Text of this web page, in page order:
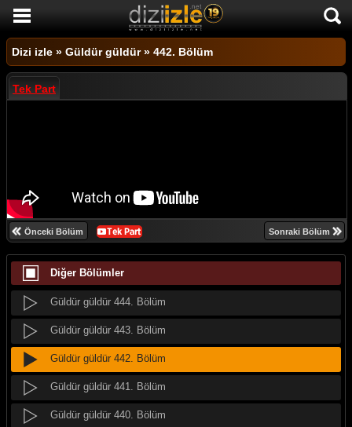
DİZİ İZLE
AKTİF DİZİLER
SON EKLENEN DİZİLER
KOMEDİ
DUYGUSAL
TARİHİ
TV SHOW
GENÇLİK
DİZİ HABERLERİ
Dizi izle » Güldür güldür » 442. Bölüm
Tek Part
Önceki Bölüm Sonraki Bölüm
Diğer Bölümler
Güldür güldür 447. Bölüm
Güldür güldür 446. Bölüm
Güldür güldür 445. Bölüm
Güldür güldür 444. Bölüm
Güldür güldür 443. Bölüm
Güldür güldür 442. Bölüm
Güldür güldür 441. Bölüm
Güldür güldür 440. Bölüm